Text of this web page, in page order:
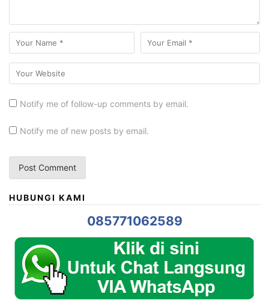
Notify me of follow-up comments by email.
Notify me of new posts by email.
HUBUNGI KAMI
085771062589